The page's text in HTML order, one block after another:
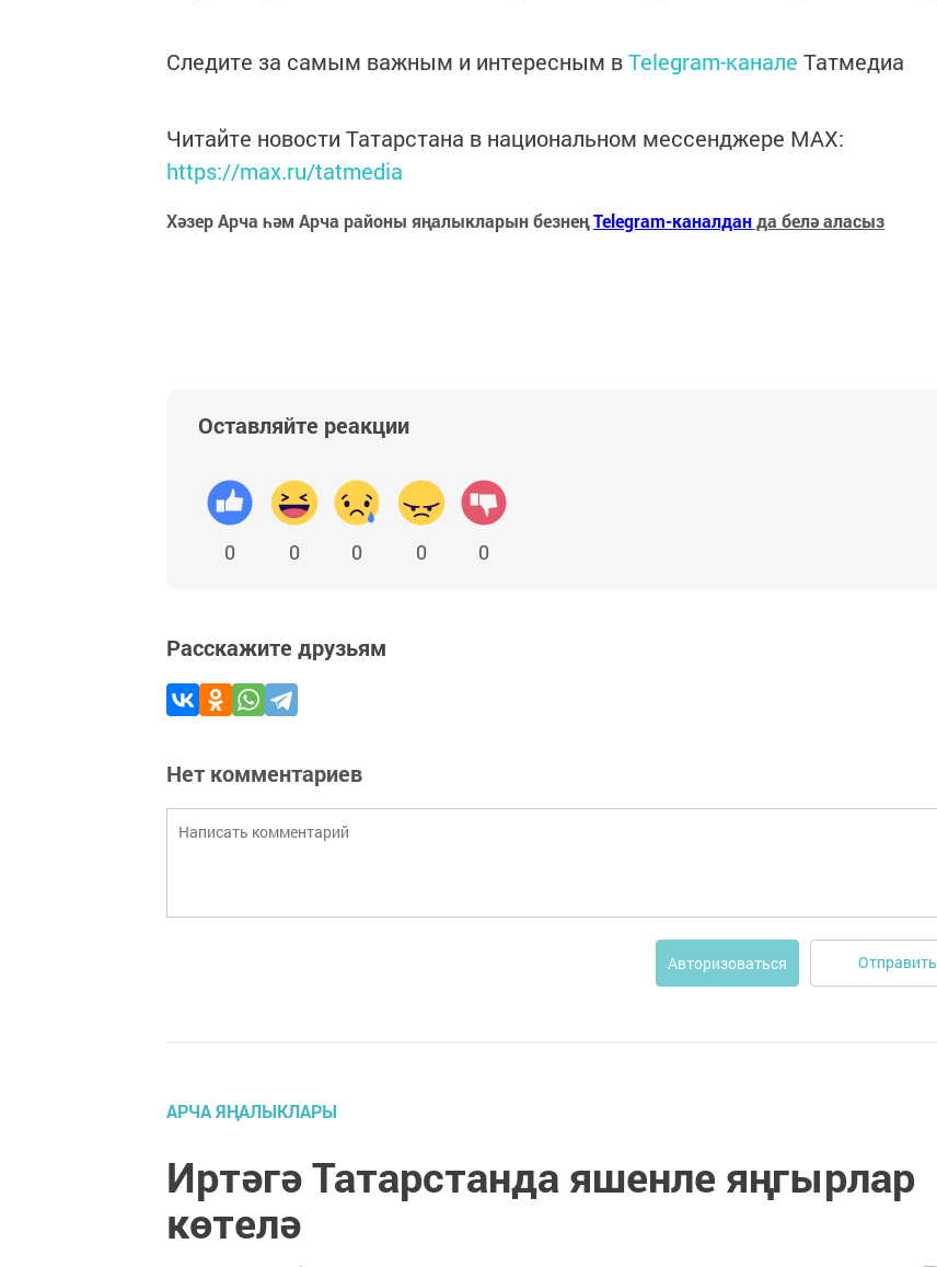
Следите за самым важным и интересным вTelegram-канале Татмедиа
Читайте новости Татарстана в национальном мессенджере MАХ:
https://max.ru/tatmedia
Хәзер Арча һәм Арча районы яңалыкларын безнеңTelegram-каналданда белә аласыз
Оставляйте реакции
0 0 0 0 0
Расскажите друзьям
Нет комментариев
Авторизоваться Отправить
АРЧА ЯҢАЛЫКЛАРЫ
Иртәгә Татарстанда яшенле яңгырлар
көтелә